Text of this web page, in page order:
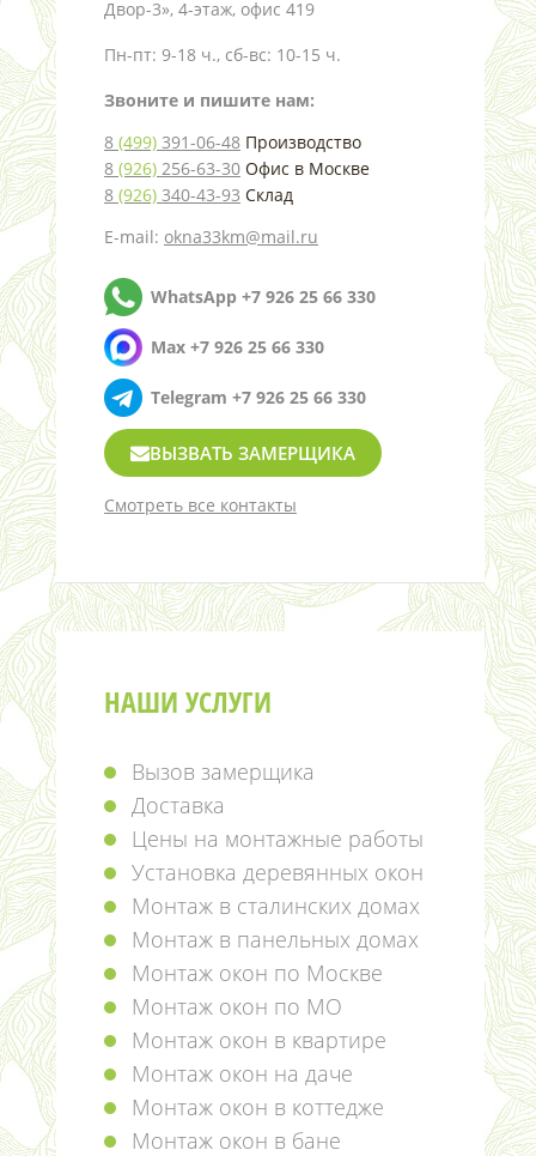
Двор-3», 4-этаж, офис 419
Пн-пт: 9-18 ч., сб-вс: 10-15 ч.
Звоните и пишите нам:
8 (499) 391-06-48 Производство
8 (926) 256-63-30 Офис в Москве
8 (926) 340-43-93 Склад
E-mail: okna33km@mail.ru
WhatsApp +7 926 25 66 330
Max +7 926 25 66 330
Telegram +7 926 25 66 330
ВЫЗВАТЬ ЗАМЕРЩИКА
Смотреть все контакты
НАШИ УСЛУГИ
Вызов замерщика
Доставка
Цены на монтажные работы
Установка деревянных окон
Монтаж в сталинских домах
Монтаж в панельных домах
Монтаж окон по Москве
Монтаж окон по МО
Монтаж окон в квартире
Монтаж окон на даче
Монтаж окон в коттедже
Монтаж окон в бане